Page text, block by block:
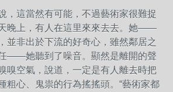
，這當然有可能，不過藝術家很難捉
晚上，有人在這里來來去去。她——
並非出於下流的好奇心，雖然鄰居之
——她聽到了噪音。顯然是離開的聲
嗅空氣，說道，一定是有人離去時把
粗心、鬼祟的行為搖搖頭。“藝術家都